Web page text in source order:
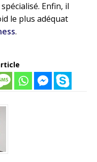
Enfin, il
le plus adéquat
.